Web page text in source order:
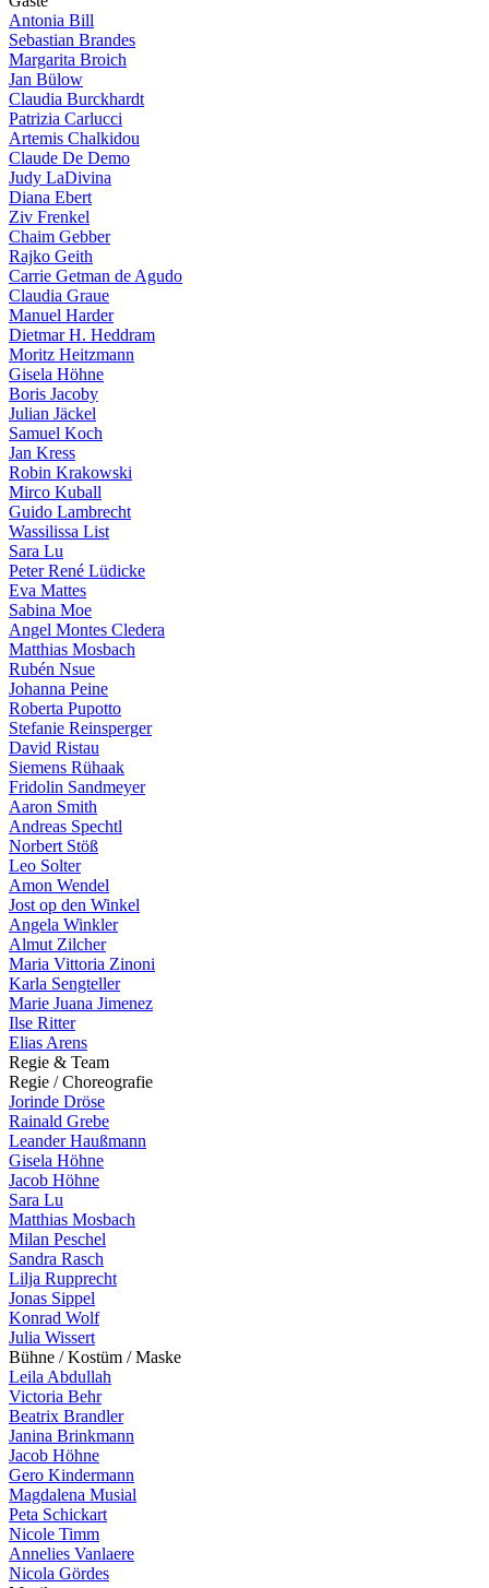
Antonia Bill
Sebastian Brandes
Margarita Broich
Jan Bülow
Claudia Burckhardt
Patrizia Carlucci
Artemis Chalkidou
Claude De Demo
Judy LaDivina
Diana Ebert
Ziv Frenkel
Chaim Gebber
Rajko Geith
Carrie Getman de Agudo
Claudia Graue
Manuel Harder
Dietmar H. Heddram
Moritz Heitzmann
Gisela Höhne
Boris Jacoby
Julian Jäckel
Samuel Koch
Jan Kress
Robin Krakowski
Mirco Kuball
Guido Lambrecht
Wassilissa List
Sara Lu
Peter René Lüdicke
Eva Mattes
Sabina Moe
Angel Montes Cledera
Matthias Mosbach
Rubén Nsue
Johanna Peine
Roberta Pupotto
Stefanie Reinsperger
David Ristau
Siemens Rühaak
Fridolin Sandmeyer
Aaron Smith
Andreas Spechtl
Norbert Stöß
Leo Solter
Amon Wendel
Jost op den Winkel
Angela Winkler
Almut Zilcher
Maria Vittoria Zinoni
Karla Sengteller
Marie Juana Jimenez
Ilse Ritter
Elias Arens
Regie & Team
Regie / Choreografie
Jorinde Dröse
Rainald Grebe
Leander Haußmann
Gisela Höhne
Jacob Höhne
Sara Lu
Matthias Mosbach
Milan Peschel
Sandra Rasch
Lilja Rupprecht
Jonas Sippel
Konrad Wolf
Julia Wissert
Bühne / Kostüm / Maske
Leila Abdullah
Victoria Behr
Beatrix Brandler
Janina Brinkmann
Jacob Höhne
Gero Kindermann
Magdalena Musial
Peta Schickart
Nicole Timm
Annelies Vanlaere
Nicola Gördes